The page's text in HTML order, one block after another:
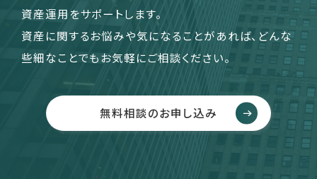
資産運用をサポートします。
資産に関するお悩みや気になることがあれば、どんな
些細なことでもお気軽にご相談ください。
無料相談のお申し込み